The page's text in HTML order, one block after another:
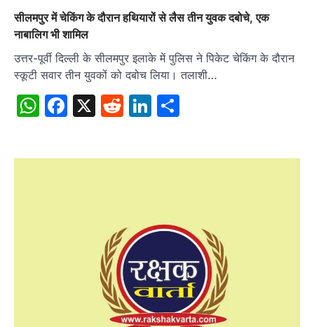
सीलमपुर में चेकिंग के दौरान हथियारों से लैस तीन युवक दबोचे, एक
नाबालिग भी शामिल
उत्तर-पूर्वी दिल्ली के सीलमपुर इलाके में पुलिस ने पिकेट चेकिंग के दौरान
स्कूटी सवार तीन युवकों को दबोच लिया। तलाशी…
WhatsApp
Facebook
X RedditLinkedIn